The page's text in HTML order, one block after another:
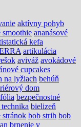
aktívny pohyb
smoothie ananásové
kefa
artikulácia
aviváž avokádové
cupcakes
na lyžiach behúň
dom
bezpečnostné
bielizeň
stránok bob strih bob
brnenie v